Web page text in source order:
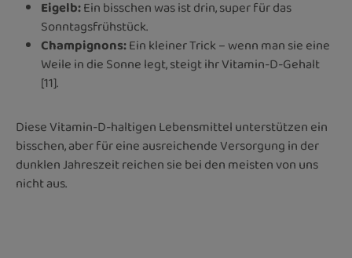
Eigelb:Ein bisschen was ist drin, super für das
Sonntagsfrühstück.
Champignons:Ein kleiner Trick – wenn man sie eine
Weile in die Sonne legt, steigt ihr Vitamin-D-Gehalt
[11].
Diese Vitamin-D-haltigen Lebensmittel unterstützen ein
bisschen, aber für eine ausreichende Versorgung in der
dunklen Jahreszeit reichen sie bei den meisten von uns
nicht aus.